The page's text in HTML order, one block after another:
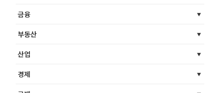
금융
부동산
산업
경제